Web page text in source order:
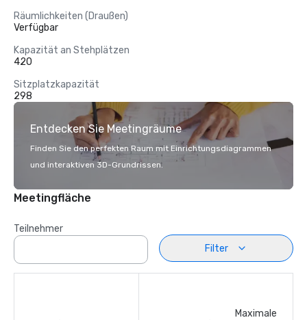
Räumlichkeiten (Draußen)
Verfügbar
Kapazität an Stehplätzen
420
Sitzplatzkapazität
298
Entdecken Sie Meetingräume
Finden Sie den perfekten Raum mit Einrichtungsdiagrammen
und interaktiven 3D-Grundrissen.
Meetingfläche
Teilnehmer
Filter
Maximale